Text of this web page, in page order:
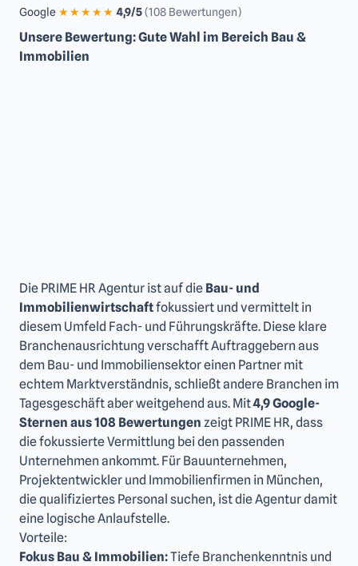
Google ★★★★★ 4,9/5(108 Bewertungen)
Unsere Bewertung: Gute Wahl im Bereich Bau &
Immobilien
Die PRIME HR Agentur ist auf die Bau- und
Immobilienwirtschaftfokussiert und vermittelt in
diesem Umfeld Fach- und Führungskräfte. Diese klare
Branchenausrichtung verschafft Auftraggebern aus
dem Bau- und Immobiliensektor einen Partner mit
echtem Marktverständnis, schließt andere Branchen im
Tagesgeschäft aber weitgehend aus. Mit4,9 Google-
Sternen aus 108 Bewertungen zeigt PRIME HR, dass
die fokussierte Vermittlung bei den passenden
Unternehmen ankommt. Für Bauunternehmen,
Projektentwickler und Immobilienfirmen in München,
die qualifiziertes Personal suchen, ist die Agentur damit
eine logische Anlaufstelle.
Vorteile:
Fokus Bau & Immobilien:Tiefe Branchenkenntnis und